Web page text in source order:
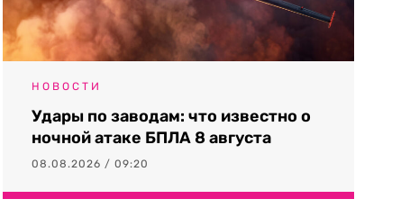
НОВОСТИ
Удары по заводам: что известно о
ночной атаке БПЛА 8 августа
08.08.2026 / 09:20